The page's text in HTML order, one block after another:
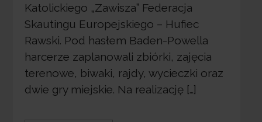
Katolickiego „Zawisza” Federacja
Skautingu Europejskiego – Hufiec
Rawski. Pod hasłem Baden-Powella
harcerze zaplanowali zbiórki, zajęcia
terenowe, biwaki, rajdy, wycieczki oraz
dwie gry miejskie. Na realizację […]